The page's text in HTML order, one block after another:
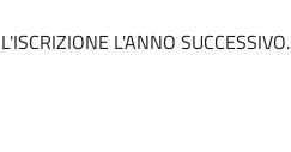
L'ANNO SUCCESSIVO.